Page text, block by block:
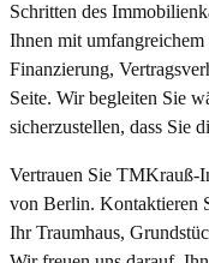
Schritten des
Ihnen mit
Finanzierung,
Seite. Wir begleiten Sie
sicherzustellen, dass Sie
Vertrauen Sie TMKrauß-
von Berlin. Kontaktieren
Ihr Traumhaus,